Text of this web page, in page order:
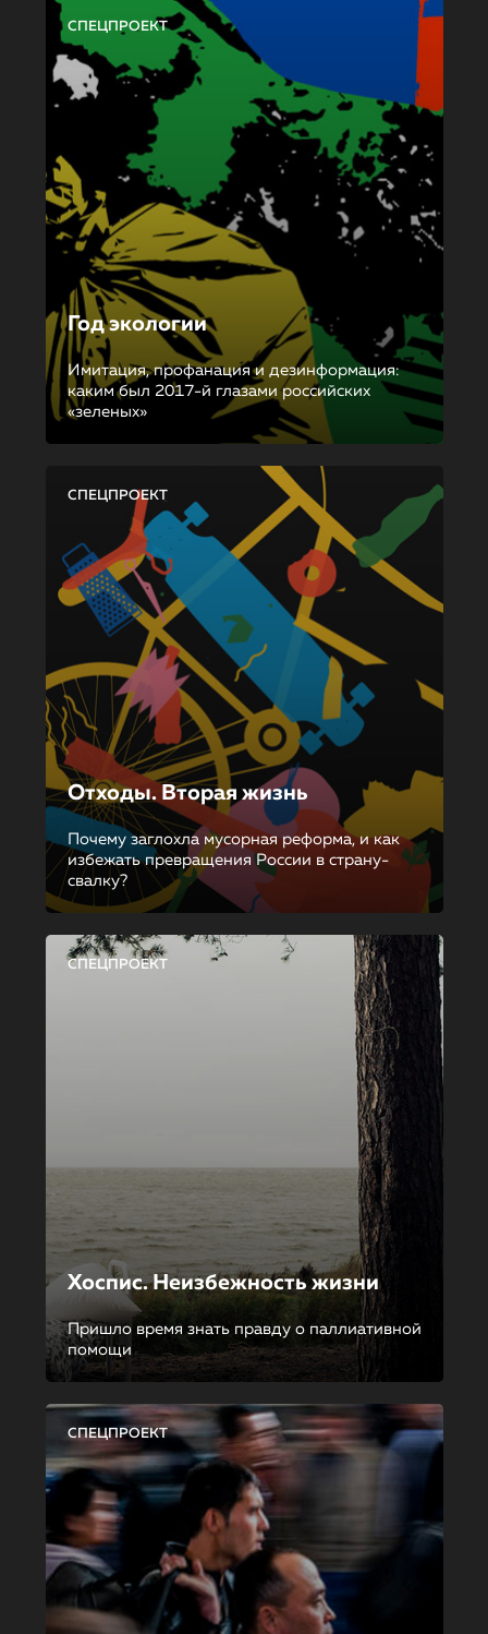
СПЕЦПРОЕКТ
Год экологии
Имитация, профанация и дезинформация:
каким был 2017-й глазами российских
«зеленых»
СПЕЦПРОЕКТ
Отходы. Вторая жизнь
Почему заглохла мусорная реформа, и как
избежать превращения России в страну-
свалку?
СПЕЦПРОЕКТ
Хоспис. Неизбежность жизни
Пришло время знать правду о паллиативной
помощи
СПЕЦПРОЕКТ